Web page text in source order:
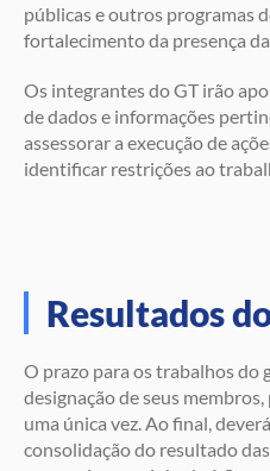
públicas e outros programas
fortalecimento da presença
Os integrantes do GT irão
de dados e informações
assessorar a execução de
identificar restrições ao
Resultados
O prazo para os trabalhos do
designação de seus
uma única vez. Ao final,
consolidação do resultado